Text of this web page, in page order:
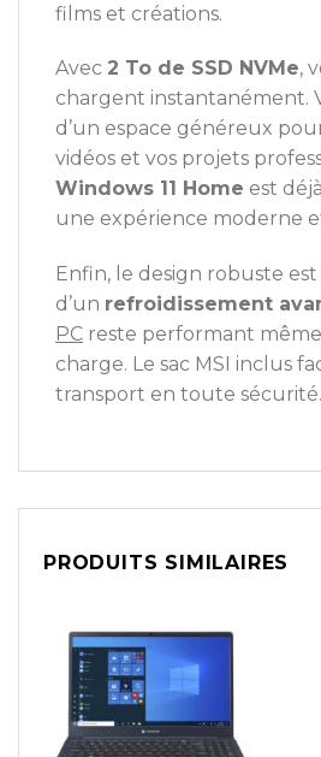
films et créations.
Avec 2 To de SSD NVMe,
chargent instantanément.
d’un espace généreux
vidéos et vos projets
Windows 11 Home est
une expérience moderne
Enfin, le design robuste
d’un refroidissement
PC reste performant
charge. Le sac MSI inclus
transport en toute sécurité.
PRODUITS SIMILAIRES